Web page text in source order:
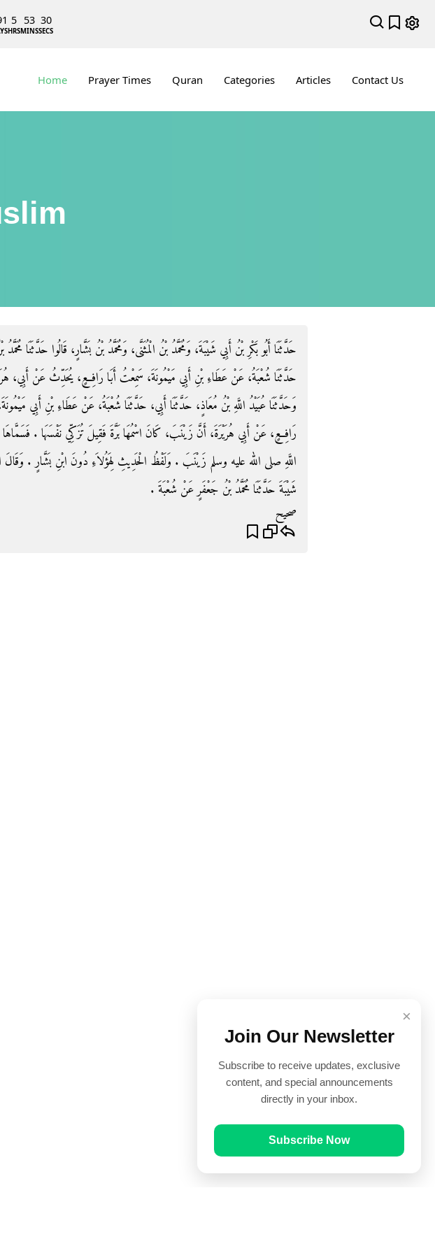
5
HRS
53
MINS
30
SECS
Home Prayer Times Quran Categories Articles Contact Us
حَدَّثَنَا أَبُو بَكْرِ بْنُ أَبِي شَيْبَةَ، وَمُحَمَّدُ بْنُ الْمُثَنَّى، وَمُحَمَّدُ بْنُ بَشَّارٍ، قَالُوا حَدَّثَنَا
حَدَّثَنَا شُعْبَةُ، عَنْ عَطَاءِ بْنِ أَبِي مَيْمُونَةَ، سَمِعْتُ أَبَا رَافِعٍ، يُحَدِّثُ عَنْ أَبِي،
وَحَدَّثَنَا عُبَيْدُ اللَّهِ بْنُ مُعَاذٍ، حَدَّثَنَا أَبِي، حَدَّثَنَا شُعْبَةُ، عَنْ عَطَاءِ بْنِ أَبِي
رَافِعٍ، عَنْ أَبِي هُرَيْرَةَ، أَنَّ زَيْنَبَ، كَانَ اسْمُهَا بَرَّةَ فَقِيلَ تُزَكِّي نَفْسَهَا ‏.‏
اللَّهِ صلى الله عليه وسلم زَيْنَبَ ‏.‏ وَلَفْظُ الْحَدِيثِ لِهَؤُلاَءِ دُونَ ابْنِ بَشَّارٍ ‏.‏ وَقَالَ
شَيْبَةَ حَدَّثَنَا مُحَمَّدُ بْنُ جَعْفَرٍ عَنْ شُعْبَةَ ‏.‏
صحيح
×
Join Our Newsletter
Subscribe to receive updates, exclusive
content, and special announcements
directly in your inbox.
Subscribe Now